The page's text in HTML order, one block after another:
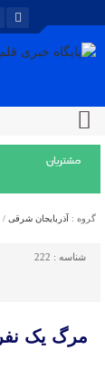
گروه : آذربایجان شرقی /
شناسه : 222
مرگ یک